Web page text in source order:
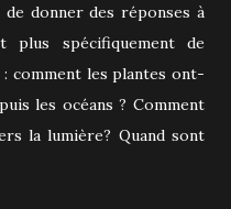
donner des réponses à
spécifiquement de
comment les plantes ont-
les océans ? Comment
la lumière? Quand sont